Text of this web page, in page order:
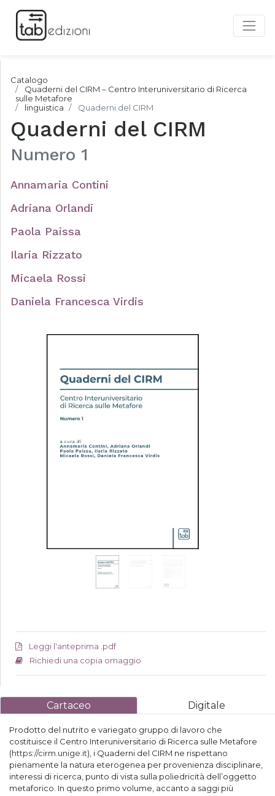
Catalogo
Quaderni del CIRM – Centro Interuniversitario di Ricerca
sulle Metafore
linguistica
Quaderni del CIRM
Quaderni del CIRM
Numero 1
Annamaria Contini
Adriana Orlandi
Paola Paissa
Ilaria Rizzato
Micaela Rossi
Daniela Francesca Virdis
Leggi l'anteprima .pdf
Richiedi una copia omaggio
Cartaceo Digitale
Prodotto del nutrito e variegato gruppo di lavoro che
costituisce il Centro Interuniversitario di Ricerca sulle Metafore
(https://cirm.unige.it), i Quaderni del CIRM ne rispettano
pienamente la natura eterogenea per provenienza disciplinare,
interessi di ricerca, punto di vista sulla poliedricità dell’oggetto
metaforico. In questo primo volume, accanto a saggi più